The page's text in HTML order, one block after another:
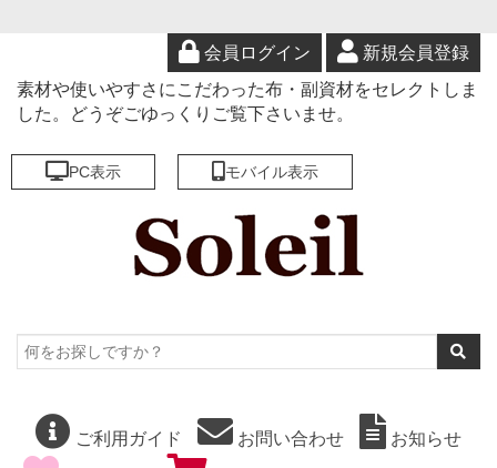
会員ログイン
新規会員登録
素材や使いやすさにこだわった布・副資材をセレクトしま
した。どうぞごゆっくりご覧下さいませ。
PC表示 モバイル表示
ご利用ガイド お問い合わせ お知らせ